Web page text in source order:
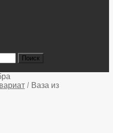
/ Ваза из